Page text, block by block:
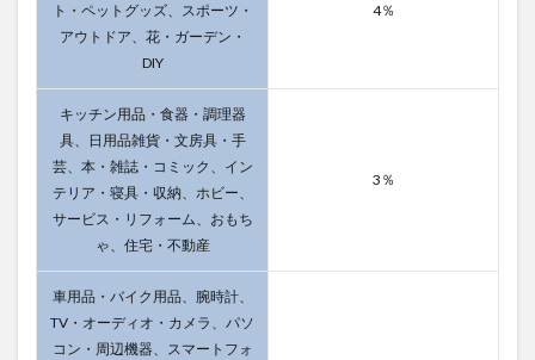
ト・ペットグッズ、スポーツ・
アウトドア、花・ガーデン・
DIY
4％
キッチン用品・食器・調理器
具、日用品雑貨・文房具・手
芸、本・雑誌・コミック、イン
テリア・寝具・収納、ホビー、
サービス・リフォーム、おもち
ゃ、住宅・不動産
3％
車用品・バイク用品、腕時計、
TV・オーディオ・カメラ、パソ
コン・周辺機器、スマートフォ